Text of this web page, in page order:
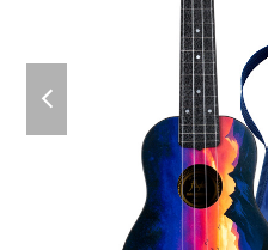
slide